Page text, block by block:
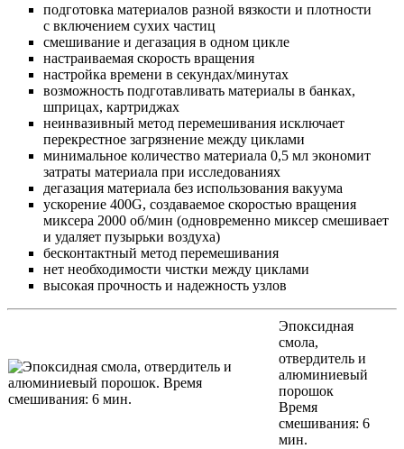
подготовка материалов разной вязкости и плотности
с включением сухих частиц
смешивание и дегазация в одном цикле
настраиваемая скорость вращения
настройка времени в секундах/минутах
возможность подготавливать материалы в банках,
шприцах, картриджах
неинвазивный метод перемешивания исключает
перекрестное загрязнение между циклами
минимальное количество материала 0,5 мл экономит
затраты материала при исследованиях
дегазация материала без использования вакуума
ускорение 400G, создаваемое скоростью вращения
миксера 2000 об/мин (одновременно миксер смешивает
и удаляет пузырьки воздуха)
бесконтактный метод перемешивания
нет необходимости чистки между циклами
высокая прочность и надежность узлов
Эпоксидная
смола,
отвердитель и
алюминиевый
порошок
Время
смешивания: 6
мин.